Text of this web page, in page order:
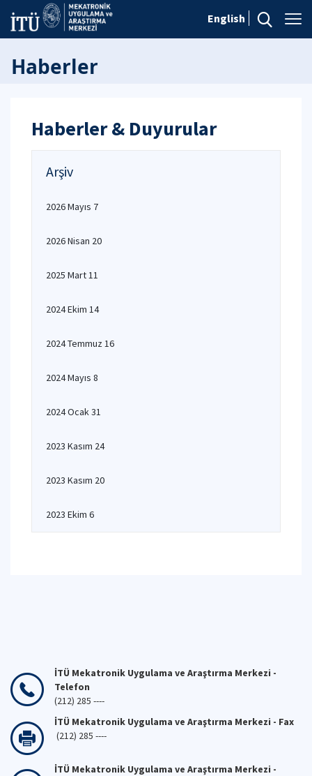
English
Haberler
Haberler & Duyurular
Arşiv
2026 Mayıs 7
2026 Nisan 20
2025 Mart 11
2024 Ekim 14
2024 Temmuz 16
2024 Mayıs 8
2024 Ocak 31
2023 Kasım 24
2023 Kasım 20
2023 Ekim 6
İTÜ Mekatronik Uygulama ve Araştırma Merkezi -
Telefon
(212) 285 ----
İTÜ Mekatronik Uygulama ve Araştırma Merkezi - Fax
(212) 285 ----
İTÜ Mekatronik Uygulama ve Araştırma Merkezi -